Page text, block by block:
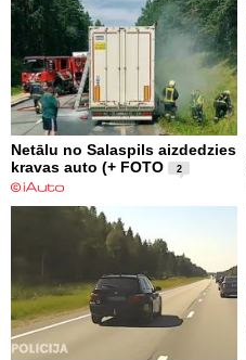
Netālu no Salaspils aizdedzies
kravas auto (+ FOTO
2